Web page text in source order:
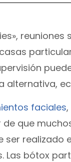
reuniones
alternativa,
faciales
que
ser realizado
bótox